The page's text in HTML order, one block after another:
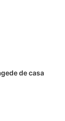
de casa